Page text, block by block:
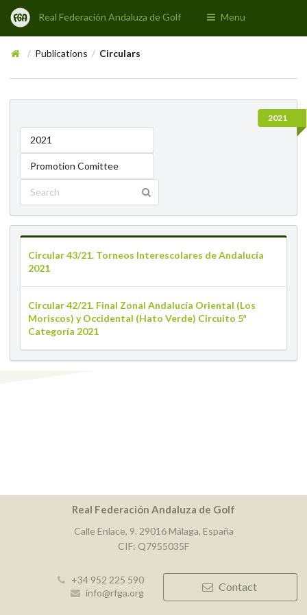
Real Federación Andaluza de Golf Menu
/ Publications / Circulars
2021
2021
Promotion Comittee
Circular 43/21. Torneos Interescolares de Andalucía
2021
Circular 42/21. Final Zonal Andalucía Oriental (Los
Moriscos) y Occidental (Hato Verde) Circuito 5ª
Categoría 2021
Real Federación Andaluza de Golf
Calle Enlace, 9. 29016 Málaga, España
CIF: Q7955035F
+34 952 225 590
info@rfga.org
Contact